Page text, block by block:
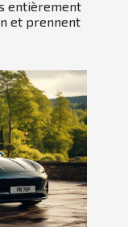
entièrement
et prennent